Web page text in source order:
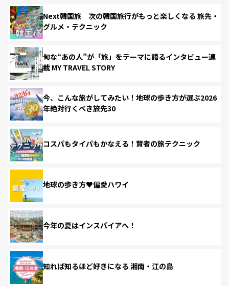
Next韓国旅 次の韓国旅行がもっと楽しくなる 旅先・
グルメ・テクニック
旬な“あの人”が「旅」をテーマに語るインタビュー連
載 MY TRAVEL STORY
今、こんな旅がしてみたい！地球の歩き方が選ぶ2026
年絶対行くべき旅先30
コスパもタイパもかなえる！賢者の旅テクニック
地球の歩き方♥偏愛ハワイ
今年の夏はインスパイアへ！
知れば知るほど好きになる 湘南・江の島